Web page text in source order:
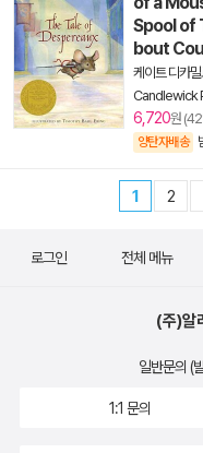
Spool of
bout
케이트 디카
Candlewick
6,720원
양탄자배송
1 2
로그인 전체 메뉴
(주)알
일반문의 (
1:1 문의